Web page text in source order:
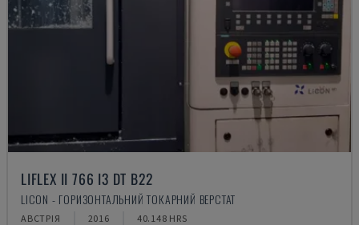
LIFLEX II 766 I3 DT B22
LICON - ГОРИЗОНТАЛЬНИЙ ТОКАРНИЙ ВЕРСТАТ
АВСТРІЯ 2016 40.148 HRS